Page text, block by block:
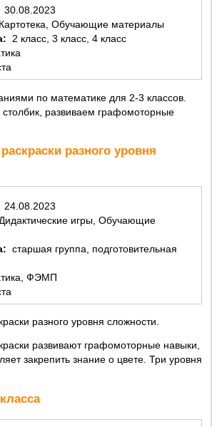
30.08.2023
Картотека, Обучающие материалы
2 класс, 3 класс, 4 класс
по математике для 2-3 классов.
развиваем графомоторные
разного уровня
24.08.2023
старшая группа, подготовительная
ФЭМП
разного уровня сложности.
развивают графомоторные навыки,
закрепить знание о цвете. Три уровня